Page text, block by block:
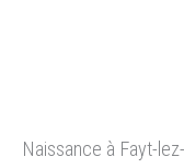
Naissance à Fayt-